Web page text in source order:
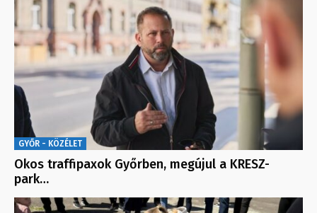
GYŐR - KÖZÉLET
Okos traffipaxok Győrben, megújul a KRESZ-
park…